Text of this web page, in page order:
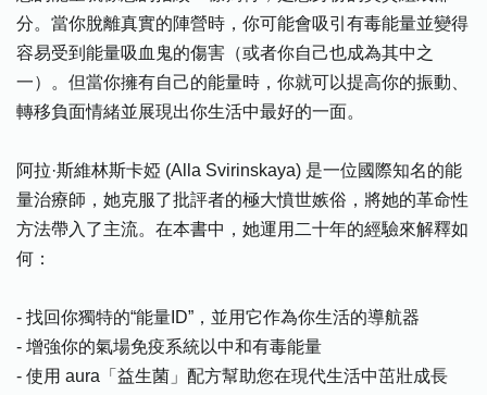
分。當你脫離真實的陣營時，你可能會吸引有毒能量並變得
容易受到能量吸血鬼的傷害（或者你自己也成為其中之
一）。但當你擁有自己的能量時，你就可以提高你的振動、
轉移負面情緒並展現出你生活中最好的一面。
阿拉·斯維林斯卡婭 (Alla Svirinskaya) 是一位國際知名的能
量治療師，她克服了批評者的極大憤世嫉俗，將她的革命性
方法帶入了主流。在本書中，她運用二十年的經驗來解釋如
何：
- 找回你獨特的“能量ID”，並用它作為你生活的導航器
- 增強你的氣場免疫系統以中和有毒能量
- 使用 aura「益生菌」配方幫助您在現代生活中茁壯成長